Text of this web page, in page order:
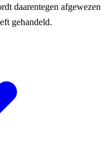
daarentegen afgewezen
gehandeld.